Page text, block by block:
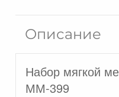
Описание
Набор мягкой
ММ-399